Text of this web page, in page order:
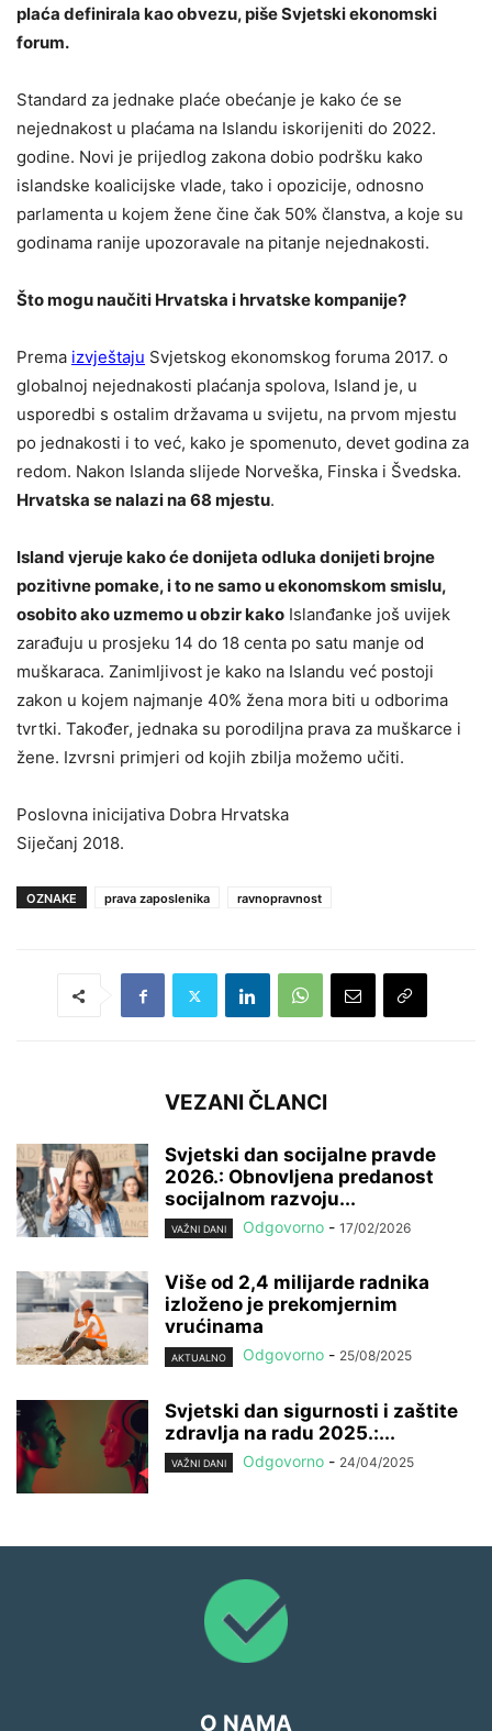
plaća definirala kao obvezu, piše Svjetski ekonomski
forum.
Standard za jednake plaće obećanje je kako će se
nejednakost u plaćama na Islandu iskorijeniti do 2022.
godine. Novi je prijedlog zakona dobio podršku kako
islandske koalicijske vlade, tako i opozicije, odnosno
parlamenta u kojem žene čine čak 50% članstva, a koje su
godinama ranije upozoravale na pitanje nejednakosti.
Što mogu naučiti Hrvatska i hrvatske kompanije?
Prema izvještaju Svjetskog ekonomskog foruma 2017. o
globalnoj nejednakosti plaćanja spolova, Island je, u
usporedbi s ostalim državama u svijetu, na prvom mjestu
po jednakosti i to već, kako je spomenuto, devet godina za
redom. Nakon Islanda slijede Norveška, Finska i Švedska.
Hrvatska se nalazi na 68 mjestu.
Island vjeruje kako će donijeta odluka donijeti brojne
pozitivne pomake, i to ne samo u ekonomskom smislu,
osobito ako uzmemo u obzir kako Islanđanke još uvijek
zarađuju u prosjeku 14 do 18 centa po satu manje od
muškaraca. Zanimljivost je kako na Islandu već postoji
zakon u kojem najmanje 40% žena mora biti u odborima
tvrtki. Također, jednaka su porodiljna prava za muškarce i
žene. Izvrsni primjeri od kojih zbilja možemo učiti.
Poslovna inicijativa Dobra Hrvatska
Siječanj 2018.
OZNAKE prava zaposlenika ravnopravnost
VEZANI ČLANCI
Svjetski dan socijalne pravde
2026.: Obnovljena predanost
socijalnom razvoju...
VAŽNI DANI Odgovorno - 17/02/2026
Više od 2,4 milijarde radnika
izloženo je prekomjernim
vrućinama
AKTUALNO Odgovorno - 25/08/2025
Svjetski dan sigurnosti i zaštite
zdravlja na radu 2025.:...
VAŽNI DANI Odgovorno - 24/04/2025
O NAMA